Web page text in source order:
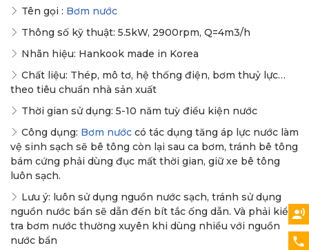
Tên gọi : Bơm nước
Thông số kỹ thuật: 5.5kW, 2900rpm, Q=4m3/h
Nhãn hiệu: Hankook made in Korea
Chất liệu: Thép, mô tơ, hệ thống điện, bơm thuỷ lực…
theo tiêu chuẩn nhà sản xuất
Thời gian sử dụng: 5-10 năm tuỳ điều kiện nước
Công dụng: Bơm nước có tác dụng tăng áp lực nước làm
vệ sinh sạch sẽ bê tông còn lại sau ca bơm, tránh bê tông
bám cứng phải dùng đục mất thời gian, giữ xe bê tông
luôn sạch.
Lưu ý: luôn sử dụng nguồn nước sạch, tránh sử dụng
nguồn nước bẩn sẽ dẫn đến bít tắc ống dẫn. Và phải kiểm
tra bơm nước thường xuyên khi dùng nhiều với nguồn
nước bẩn